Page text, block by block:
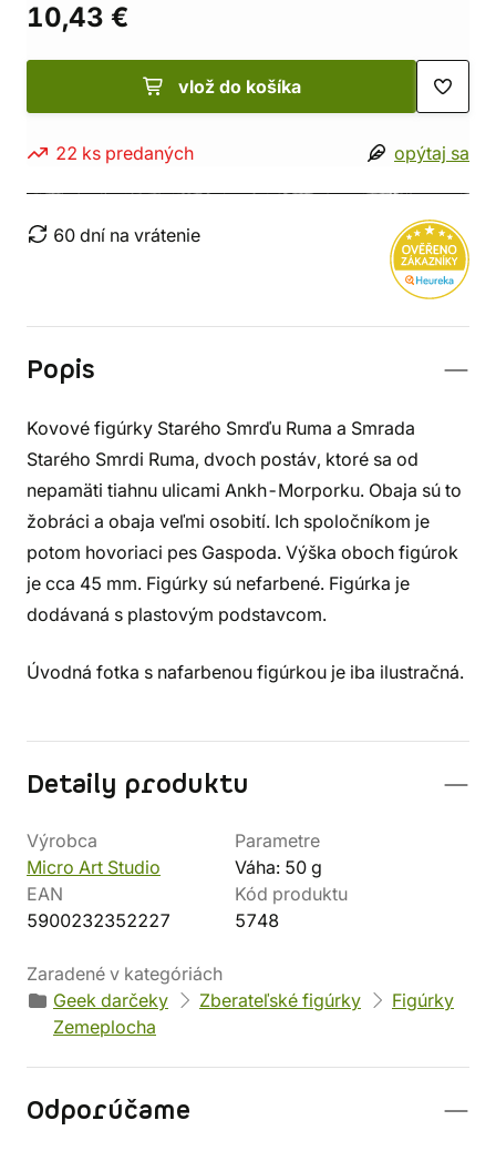
10,43 €
vlož do košíka
22 ks predaných opýtaj sa
60 dní na vrátenie
Popis
Kovové figúrky Starého Smrďu Ruma a Smrada
Starého Smrdi Ruma, dvoch postáv, ktoré sa od
nepamäti tiahnu ulicami Ankh-Morporku. Obaja sú to
žobráci a obaja veľmi osobití. Ich spoločníkom je
potom hovoriaci pes Gaspoda. Výška oboch figúrok
je cca 45 mm. Figúrky sú nefarbené. Figúrka je
dodávaná s plastovým podstavcom.
Úvodná fotka s nafarbenou figúrkou je iba ilustračná.
Detaily produktu
Výrobca
Micro Art Studio
Parametre
Váha: 50 g
EAN
5900232352227
Kód produktu
5748
Zaradené v kategóriách
Geek darčeky
Zberateľské figúrky
Figúrky
Zemeplocha
Odporúčame